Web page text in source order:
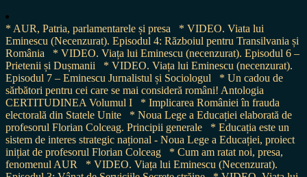
* AUR, Patria, parlamentarele și presa
* VIDEO. Viata lui
Eminescu (Necenzurat). Episodul 4: Războiul pentru Transilvania și
România
* VIDEO. Viața lui Eminescu (necenzurat). Episodul 6 –
Prietenii și Dușmanii
* VIDEO. Viața lui Eminescu (necenzurat).
Episodul 7 – Eminescu Jurnalistul și Sociologul
* Un cadou de
sărbători pentru cei care se mai consideră români! Antologia
CERTITUDINEA Volumul I
* Implicarea României în frauda
electorală din Statele Unite
* Noua Lege a Educației elaborată de
profesorul Florian Colceag. Principii generale
* Educația este un
sistem de interes strategic național - Noua Lege a Educației, proiect
inițiat de profesorul Florian Colceag
* Cum am ratat noi, presa,
fenomenul AUR
* VIDEO. Viața lui Eminescu (Necenzurat).